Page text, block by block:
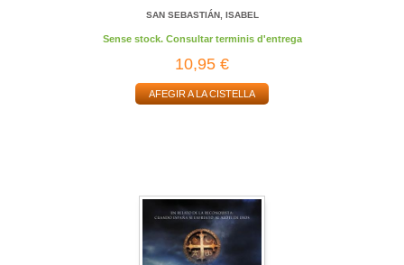
SAN SEBASTIÁN, ISABEL
Sense stock. Consultar terminis d'entrega
10,95 €
AFEGIR A LA CISTELLA